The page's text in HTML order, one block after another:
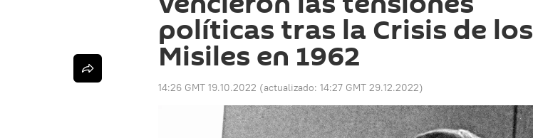
políticas tras la Crisis de los
Misiles en 1962
14:26 GMT 19.10.2022 (actualizado: 14:27 GMT 29.12.2022)